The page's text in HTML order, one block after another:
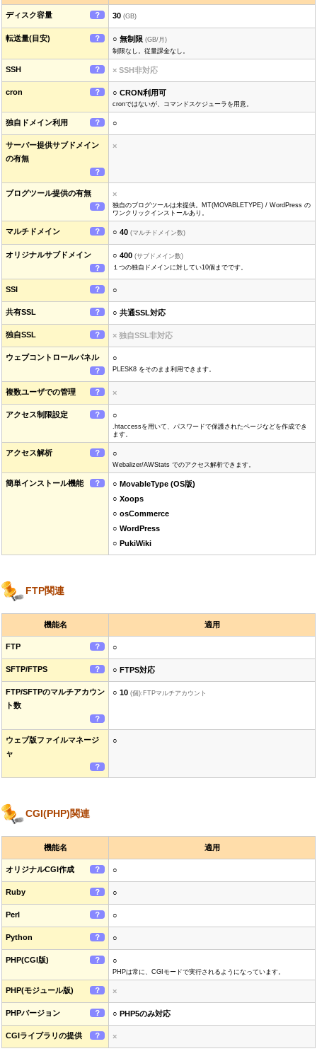
ディスク容量 ？ 30 (GB)
転送量(目安) ？ ○ 無制限 (GB/月)
制限なし。従量課金なし。
SSH ？ × SSH非対応
cron ？ ○ CRON利用可
cronではないが、コマンドスケジューラを用意。
独自ドメイン利用 ？ ○
サーバー提供サブドメイン
の有無
？
×
ブログツール提供の有無
？
×
独自のブログツールは未提供。MT(MOVABLETYPE) / WordPress の
ワンクリックインストールあり。
マルチドメイン ？ ○ 40 (マルチドメイン数)
オリジナルサブドメイン
？
○ 400 (サブドメイン数)
１つの独自ドメインに対してい10個までです。
SSI ？ ○
共有SSL ？ ○ 共通SSL対応
独自SSL ？ × 独自SSL非対応
ウェブコントロールパネル
？
○
PLESK8 をそのまま利用できます。
複数ユーザでの管理 ？ ×
アクセス制限設定 ？ ○
.htaccessを用いて、パスワードで保護されたページなどを作成でき
ます。
アクセス解析 ？ ○
Webalizer/AWStats でのアクセス解析できます。
簡単インストール機能 ？
○ MovableType (OS版)
○ Xoops
○ osCommerce
○ WordPress
○ PukiWiki
FTP関連
機能名 適用
FTP ？ ○
SFTP/FTPS ？ ○ FTPS対応
FTP/SFTPのマルチアカウン
ト数
？
○ 10 (個):FTPマルチアカウント
ウェブ版ファイルマネージ
ャ
？
○
CGI(PHP)関連
機能名 適用
オリジナルCGI作成 ？ ○
Ruby ？ ○
Perl ？ ○
Python ？ ○
PHP(CGI版) ？ ○
PHPは常に、CGIモードで実行されるようになっています。
PHP(モジュール版) ？ ×
PHPバージョン ？ ○ PHP5のみ対応
CGIライブラリの提供 ？ ×